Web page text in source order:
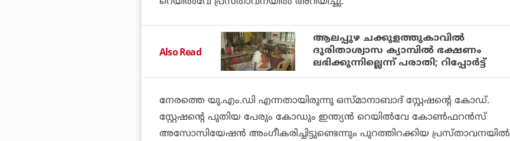
Also Read
ആലപ്പുഴ ചക്കുളത്തുകാവില്‍
ദുരിതാശ്വാസ ക്യാമ്പില്‍ ഭക്ഷണം
ലഭിക്കുന്നില്ലെന്ന് പരാതി; റിപ്പോര്‍ട്ട്
നേരത്തെ യു.എം.ഡി എന്നതായിരുന്നു ഒസ്മാനാബാദ് സ്റ്റേഷന്റെ കോഡ്.
സ്റ്റേഷന്റെ പുതിയ പേരും കോഡും ഇന്ത്യന്‍ റെയില്‍വേ കോണ്‍ഫറന്‍സ്
അസോസിയേഷന്‍ അംഗീകരിച്ചിട്ടുണ്ടെന്നും പുറത്തിറക്കിയ പ്രസ്താവനയില്‍